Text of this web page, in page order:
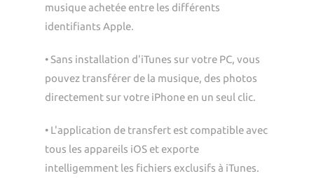
musique achetée entre les différents
identifiants Apple.
• Sans installation d'iTunes sur votre PC, vous
pouvez transférer de la musique, des photos
directement sur votre iPhone en un seul clic.
• L'application de transfert est compatible avec
tous les appareils iOS et exporte
intelligemment les fichiers exclusifs à iTunes.